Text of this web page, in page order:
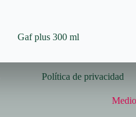
Gaf plus 300 ml
Política de privacidad